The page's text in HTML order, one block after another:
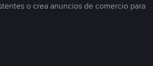
o crea anuncios de comercio para